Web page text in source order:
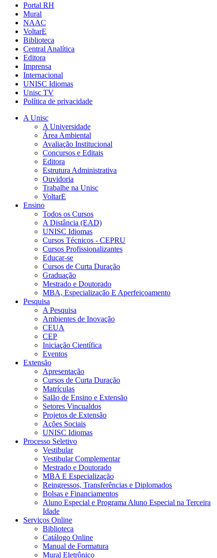
Portal RH
Mural
NAAC
VoltarE
Biblioteca
Central Analítica
Editora
Imprensa
Internacional
UNISC Idiomas
Unisc TV
Política de privacidade
A Unisc
A Universidade
Área Ambiental
Avaliação Institucional
Concursos e Editais
Editora
Estrutura Administrativa
Ouvidoria
Trabalhe na Unisc
VoltarE
Ensino
Todos os Cursos
A Distância (EAD)
UNISC Idiomas
Cursos Técnicos - CEPRU
Cursos Profissionalizantes
Educar-se
Cursos de Curta Duração
Graduação
Mestrado e Doutorado
MBA, Especialização E Aperfeiçoamento
Pesquisa
A Pesquisa
Ambientes de Inovação
CEUA
CEP
Iniciação Científica
Eventos
Extensão
Apresentação
Cursos de Curta Duração
Matrículas
Salão de Ensino e Extensão
Setores Vincualdos
Projetos de Extensão
Ações Sociais
UNISC Idiomas
Processo Seletivo
Vestibular
Vestibular Complementar
Mestrado e Doutorado
MBA E Especialização
Reingressos, Transferências e Diplomados
Bolsas e Financiamentos
Aluno Especial e Programa Aluno Especial na Terceira
Idade
Serviços Online
Biblioteca
Catálogo Online
Manual de Formatura
Mural Eletrônico